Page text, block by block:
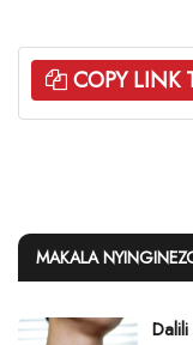
COPY LINK
MAKALA